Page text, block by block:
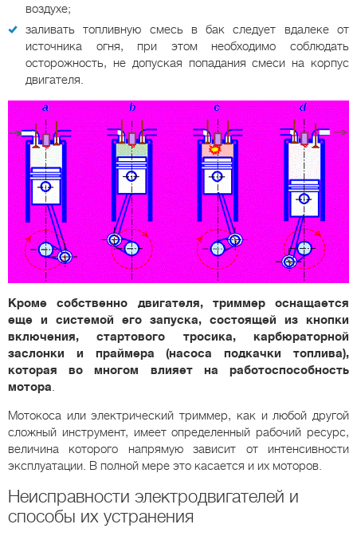
воздухе;
заливать топливную смесь в бак следует вдалеке от
источника огня, при этом необходимо соблюдать
осторожность, не допуская попадания смеси на корпус
двигателя.
Кроме собственно двигателя, триммер оснащается
еще и системой его запуска, состоящей из кнопки
включения, стартового тросика, карбюраторной
заслонки и праймера (насоса подкачки топлива),
которая во многом влияет на работоспособность
мотора.
Мотокоса или электрический триммер, как и любой другой
сложный инструмент, имеет определенный рабочий ресурс,
величина которого напрямую зависит от интенсивности
эксплуатации. В полной мере это касается и их моторов.
Неисправности электродвигателей и
способы их устранения